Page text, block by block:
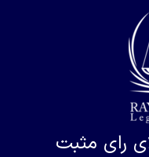
رای مثبت